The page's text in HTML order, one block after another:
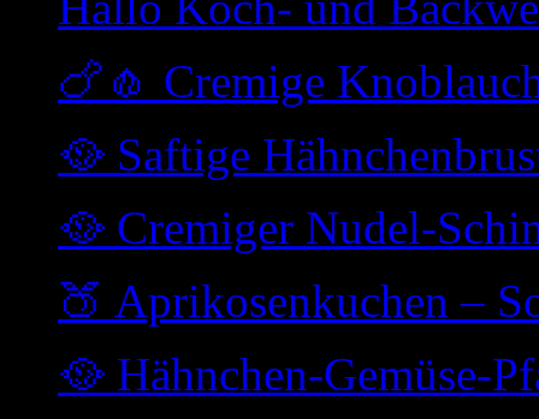
🍗🧄 Cremige
🥘 Saftige
🥘 Cremiger Nudel-
🍑 Aprikosenkuchen –
🥘 Hähnchen-Gemüse-